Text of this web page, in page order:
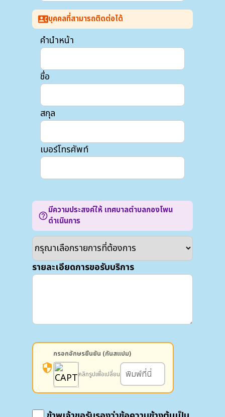
contact_phoneบุคคลที่สามารถติดต่อได้
คำนำหน้า
ชื่อ
สกุล
เบอร์โทรศัพท์
help_outlineมีความประสงค์ให้ เทศบาลตำบลกองโพน
ดำเนินการ
รายละเอียดการขอรับบริการ
security
กรอกอักษรยืนยัน (กันสแปม)
คลิกรูปเพื่อเปลี่ยน